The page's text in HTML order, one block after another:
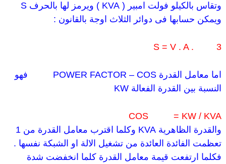
وتقاس بالكيلو فولت امبير ( KVA ) ويرمز لها بالحرف S
ويمكن حسابها فى دوائر الثلاث اوجة بالقانون :
S = V . A . 3
اما معامل القدرة POWER FACTOR – COS
فهو
النسبة بين القدرة الفعالة KW
COS
= KW / KVA
والقدرة الظاهرية KVA
وكلما اقترب معامل القدرة من 1
تعظمت الفائدة العائدة من تشغيل الالة او الشبكة نفسها .
فكلما ارتفعت قيمة معامل القدرة كلما انخفضت شدة